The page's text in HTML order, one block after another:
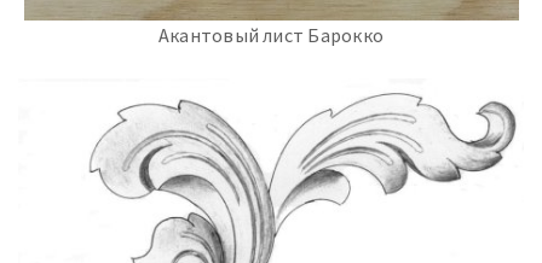
Акантовый лист Барокко